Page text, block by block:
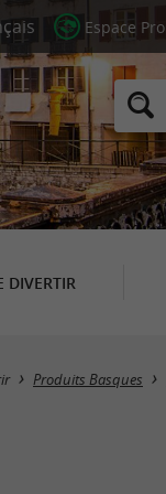
Espace Pro
DIVERTIR
Produits Basques